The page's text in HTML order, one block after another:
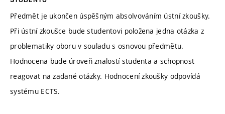
Předmět je ukončen úspěšným absolvováním ústní zkoušky.
Při ústní zkoušce bude studentovi položena jedna otázka z
problematiky oboru v souladu s osnovou předmětu.
Hodnocena bude úroveň znalostí studenta a schopnost
reagovat na zadané otázky. Hodnocení zkoušky odpovídá
systému ECTS.